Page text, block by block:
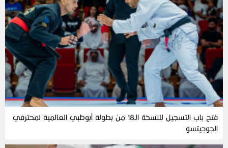
فتح باب التسجيل للنسخة الـ18 من بطولة أبوظبي العالمية لمحترفي
الجوجيتسو